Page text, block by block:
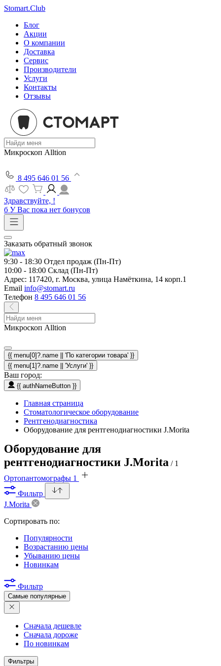
Stomart.Club
Блог
Акции
О компании
Доставка
Сервис
Производители
Услуги
Контакты
Отзывы
Микроскоп Alltion
8 495 646 01 56
Здравствуйте, !
б У Вас пока нет бонусов
Заказать обратный звонок
9:30 - 18:30 Отдел продаж (Пн-Пт)
10:00 - 18:00 Склад (Пн-Пт)
Адрес: 117420, г. Москва, улица Намёткина, 14 корп.1
Email info@stomart.ru
Телефон 8 495 646 01 56
Микроскоп Alltion
{{ menu[0]?.name || 'По категории товара' }}
{{ menu[1]?.name || 'Услуги' }}
Ваш город:
{{ authNameButton }}
Главная страница
Стоматологическое оборудование
Рентгенодиагностика
Оборудование для рентгенодиагностики J.Morita
Оборудование для
рентгенодиагностики J.Morita / 1
Ортопантомографы 1
Фильтр
J.Morita
Сортировать по:
Популярности
Возрастанию цены
Убыванию цены
Новинкам
Фильтр
Самые популярные
Сначала дешевле
Сначала дороже
По новинкам
Фильтры